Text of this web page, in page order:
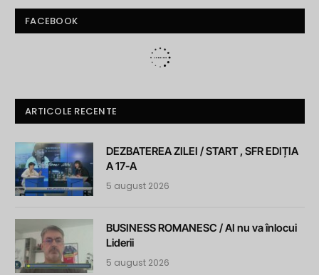
FACEBOOK
ARTICOLE RECENTE
DEZBATEREA ZILEI / START , SFR EDIȚIA
A 17-A
5 august 2026
BUSINESS ROMANESC / AI nu va înlocui
Liderii
5 august 2026